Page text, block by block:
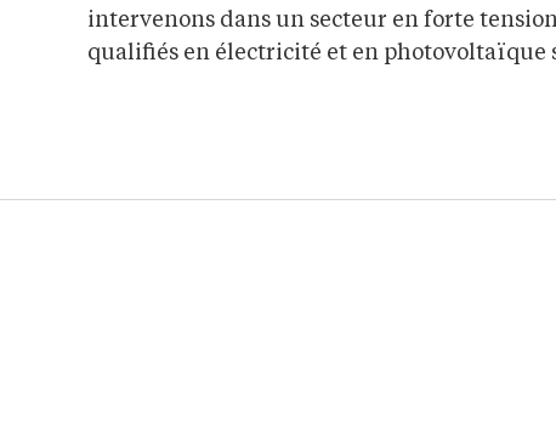
intervenons dans un secteur en forte
qualifiés en électricité et en photovoltaïque